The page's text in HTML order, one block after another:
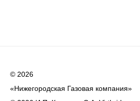
© 2026
«Нижегородская Газовая компания»